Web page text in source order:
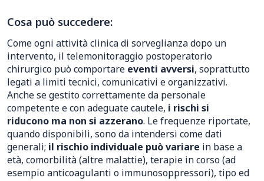
Cosa può succedere:
Come ogni attività clinica di sorveglianza dopo un
intervento, il telemonitoraggio postoperatorio
chirurgico può comportare eventi avversi, soprattutto
legati a limiti tecnici, comunicativi e organizzativi.
Anche se gestito correttamente da personale
competente e con adeguate cautele, i rischi si
riducono ma non si azzerano. Le frequenze riportate,
quando disponibili, sono da intendersi come dati
generali; il rischio individuale può variare in base a
età, comorbilità (altre malattie), terapie in corso (ad
esempio anticoagulanti o immunosoppressori), tipo ed